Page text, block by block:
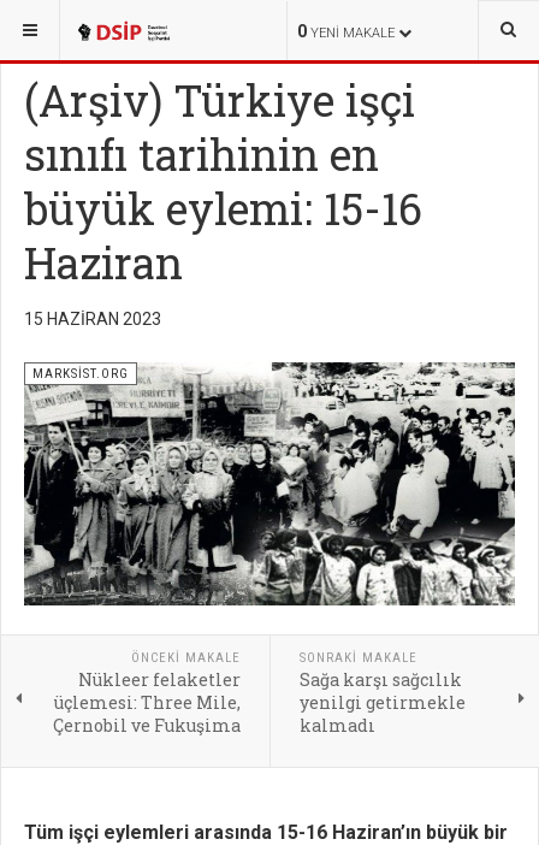
0 YENI MAKALE
BURADASINIZ: YAYINLAR MARKSİST.ORG
(Arşiv) Türkiye işçi
sınıfı tarihinin en
büyük eylemi: 15-16
Haziran
15 HAZIRAN 2023
MARKSİST.ORG
ÖNCEKI MAKALE
Nükleer felaketler
üçlemesi: Three Mile,
Çernobil ve Fukuşima
SONRAKI MAKALE
Sağa karşı sağcılık
yenilgi getirmekle
kalmadı
Tüm işçi eylemleri arasında 15-16 Haziran’ın büyük bir